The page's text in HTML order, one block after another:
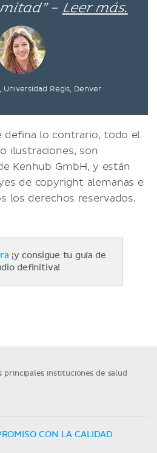
– Leer más.
Universidad Regis, Denver
defina lo contrario, todo el
ilustraciones, son
Kenhub GmbH, y están
de copyright alemanas e
los derechos reservados.
¡y consigue tu guía de
definitiva!
principales instituciones de salud
CON LA CALIDAD